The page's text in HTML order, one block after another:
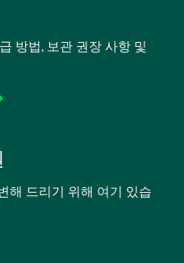
방법, 보관 권장 사항 및
해 드리기 위해 여기 있습